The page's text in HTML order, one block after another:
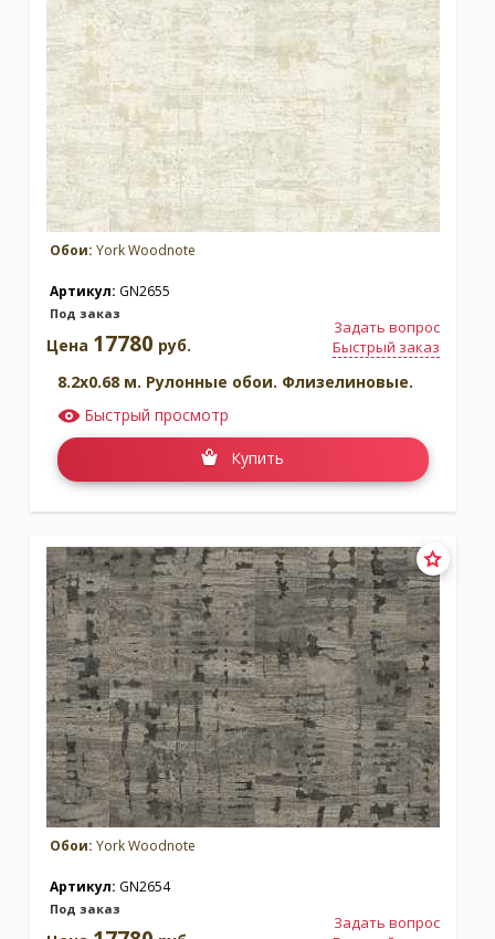
Обои: York Woodnote
Артикул: GN2655
Под заказ
Задать вопрос
Быстрый заказ
Цена 17780 руб.
8.2x0.68 м. Рулонные обои. Флизелиновые.
Быстрый просмотр
Купить
Обои: York Woodnote
Артикул: GN2654
Под заказ
Задать вопрос